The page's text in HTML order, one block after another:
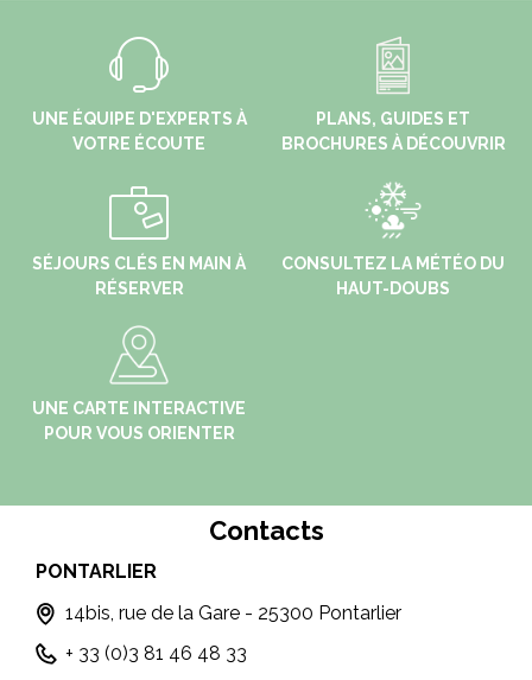
UNE ÉQUIPE D'EXPERTS À
VOTRE ÉCOUTE
PLANS, GUIDES ET
BROCHURES À DÉCOUVRIR
SÉJOURS CLÉS EN MAIN À
RÉSERVER
CONSULTEZ LA MÉTÉO DU
HAUT-DOUBS
UNE CARTE INTERACTIVE
POUR VOUS ORIENTER
Contacts
MÉTABIEF
6, Place Xavier Authier - 25370 METABIEF
+ 33 (0)3 81 49 13 81